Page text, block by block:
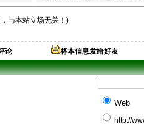
与本站立场无关！)
论
将本信息发给好友
Web
http://